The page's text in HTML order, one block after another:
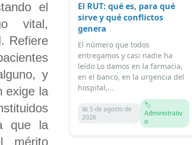
El RUT: qué es, para qué
sirve y qué conflictos
genera
El número que todos
entregamos y casi nadie ha
leído Lo damos en la farmacia,
en el banco, en la urgencia del
hospital,...
📅 5 de agosto de
2026
🏷️
Administrativ
o